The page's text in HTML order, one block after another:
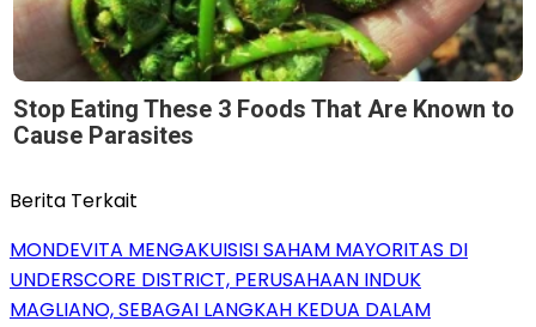
Stop Eating These 3 Foods That Are Known to
Cause Parasites
Berita Terkait
MONDEVITA MENGAKUISISI SAHAM MAYORITAS DI
UNDERSCORE DISTRICT, PERUSAHAAN INDUK
MAGLIANO, SEBAGAI LANGKAH KEDUA DALAM